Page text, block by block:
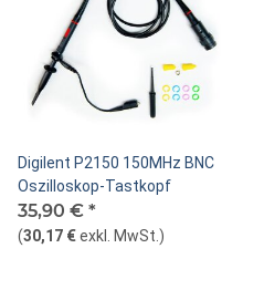
Digilent P2150 150MHz BNC
Oszilloskop-Tastkopf
35,90 € *
(30,17 €exkl. MwSt. )